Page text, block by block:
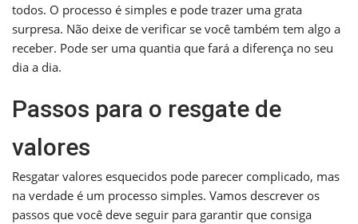
todos. O processo é simples e pode trazer uma grata
surpresa. Não deixe de verificar se você também tem algo a
receber. Pode ser uma quantia que fará a diferença no seu
dia a dia.
Passos para o resgate de
valores
Resgatar valores esquecidos pode parecer complicado, mas
na verdade é um processo simples. Vamos descrever os
passos que você deve seguir para garantir que consiga